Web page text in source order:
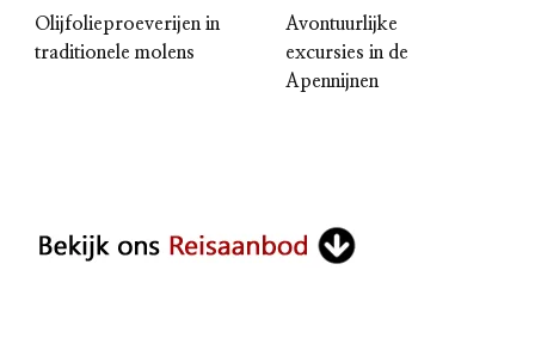
Olijfolieproeverijen in
traditionele molens
Avontuurlijke
excursies in de
Apennijnen